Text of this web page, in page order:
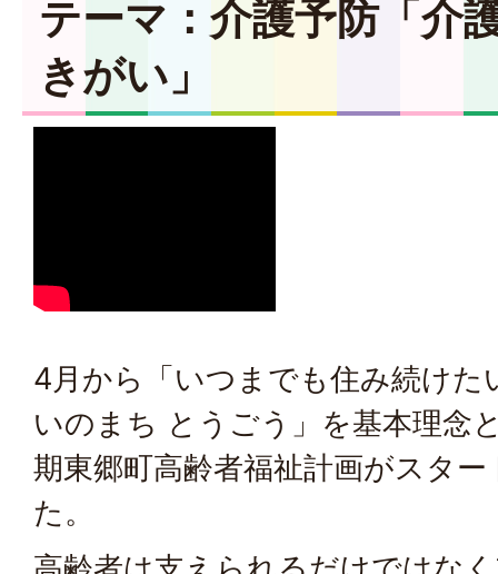
テーマ：介護予防「介
きがい」
4月から「いつまでも住み続けた
いのまち とうごう」を基本理念
期東郷町高齢者福祉計画がスタ
た。